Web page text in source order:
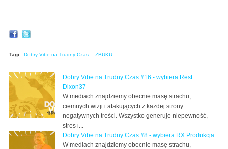
Tagi: Dobry Vibe na Trudny Czas ZBUKU
Dobry Vibe na Trudny Czas #16 - wybiera Rest
Dixon37
W mediach znajdziemy obecnie masę strachu,
ciemnych wizji i atakujących z każdej strony
negatywnych treści. Wszystko generuje niepewność,
stres i...
Dobry Vibe na Trudny Czas #8 - wybiera RX Produkcja
W mediach znajdziemy obecnie masę strachu,